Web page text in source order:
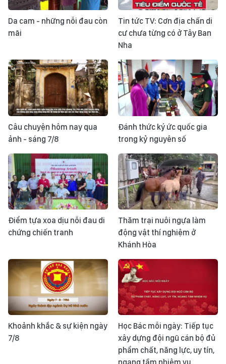
Da cam - những nỗi đau còn
mãi
Tin tức TV: Cơn địa chấn di
cư chưa từng có ở Tây Ban
Nha
Câu chuyện hôm nay qua
ảnh - sáng 7/8
Đánh thức ký ức quốc gia
trong kỷ nguyên số
Điểm tựa xoa dịu nỗi đau di
chứng chiến tranh
Thăm trại nuôi ngựa làm
động vật thí nghiệm ở
Khánh Hòa
Khoảnh khắc & sự kiện ngày
7/8
Học Bác mỗi ngày: Tiếp tục
xây dựng đội ngũ cán bộ đủ
phẩm chất, năng lực, uy tín,